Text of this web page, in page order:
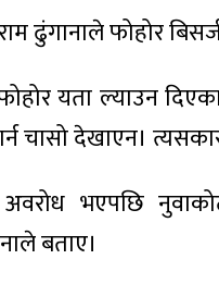
ढुंगानाले फोहोर
यता ल्याउन
चासो देखाएन।
भएपछि
बताए।